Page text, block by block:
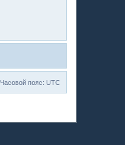
Часовой пояс: UTC